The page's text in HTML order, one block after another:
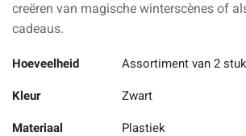
creëren van magische winterscènes of
cadeaus.
Hoeveelheid Assortiment van 2
Kleur Zwart
Materiaal Plastiek